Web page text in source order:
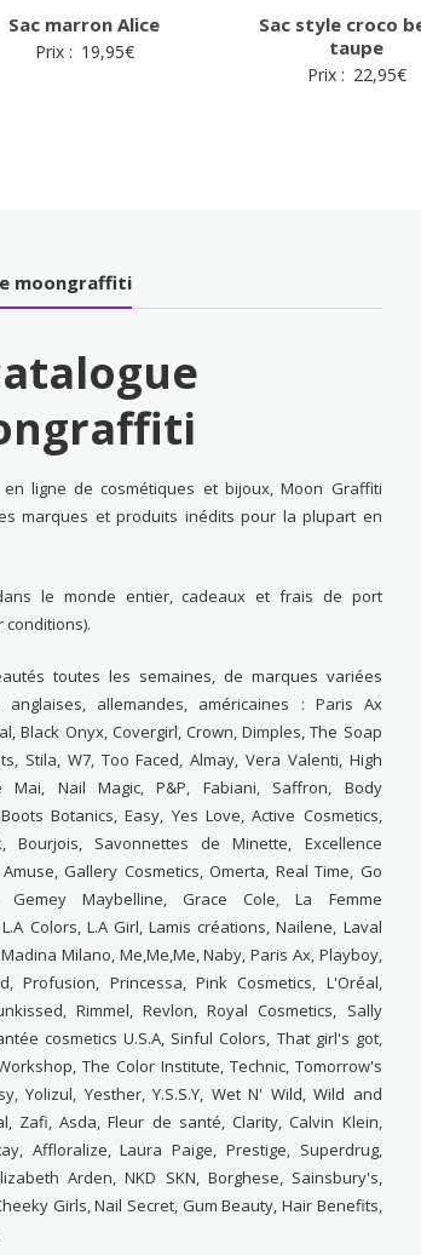
Sac marron Alice
Prix : 19,95€
Sac style croco
taupe
Prix : 22,95€
moongraffiti
en ligne de cosmétiques et bijoux, Moon Graffiti
marques et produits inédits pour la plupart en
le monde entier, cadeaux et frais de port
conditions).
toutes les semaines, de marques variées
anglaises, allemandes, américaines : Paris Ax
Black Onyx, Covergirl, Crown, Dimples, The Soap
Stila, W7, Too Faced, Almay, Vera Valenti, High
Mai, Nail Magic, P&P, Fabiani, Saffron, Body
Botanics, Easy, Yes Love, Active Cosmetics,
Bourjois, Savonnettes de Minette, Excellence
Gallery Cosmetics, Omerta, Real Time, Go
Gemey Maybelline, Grace Cole, La Femme
Colors, L.A Girl, Lamis créations, Nailene, Laval
Milano, Me,Me,Me, Naby, Paris Ax, Playboy,
Profusion, Princessa, Pink Cosmetics, L'Oréal,
Rimmel, Revlon, Royal Cosmetics, Sally
cosmetics U.S.A, Sinful Colors, That girl's got,
The Color Institute, Technic, Tomorrow's
Yolizul, Yesther, Y.S.S.Y, Wet N' Wild, Wild and
Zafi, Asda, Fleur de santé, Clarity, Calvin Klein,
Affloralize, Laura Paige, Prestige, Superdrug,
Arden, NKD SKN, Borghese, Sainsbury's,
Girls, Nail Secret, Gum Beauty, Hair Benefits,